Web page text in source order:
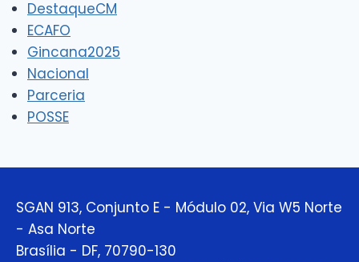
DestaqueCM
ECAFO
Gincana2025
Nacional
Parceria
POSSE
SGAN 913, Conjunto E - Módulo 02, Via W5 Norte
- Asa Norte
Brasília - DF, 70790-130